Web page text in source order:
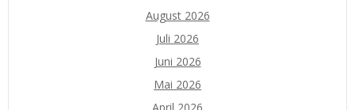
August 2026
Juli 2026
Juni 2026
Mai 2026